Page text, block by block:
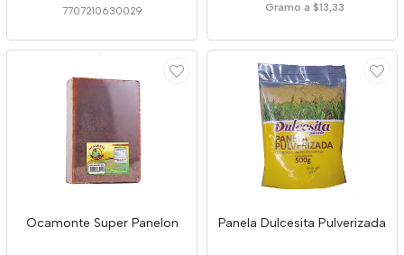
7707210630029
Gramo a $13,33
Ocamonte Super Panelon Panela Dulcesita Pulverizada